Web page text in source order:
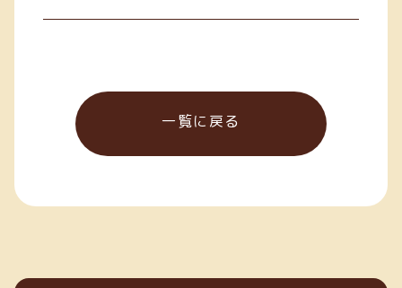
一覧に戻る